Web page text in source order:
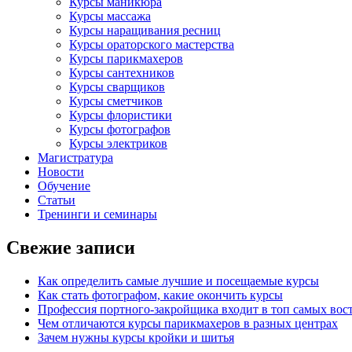
Курсы массажа
Курсы наращивания ресниц
Курсы ораторского мастерства
Курсы парикмахеров
Курсы сантехников
Курсы сварщиков
Курсы сметчиков
Курсы флористики
Курсы фотографов
Курсы электриков
Магистратура
Новости
Обучение
Статьи
Тренинги и семинары
Свежие записи
Как определить самые лучшие и посещаемые курсы
Как стать фотографом, какие окончить курсы
Профессия портного-закройщика входит в топ самых
Чем отличаются курсы парикмахеров в разных центрах
Зачем нужны курсы кройки и шитья